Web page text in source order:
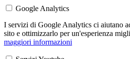
Google Analytics
I servizi di Google Analytics ci aiutano
sito e ottimizzarlo per un'esperienza
maggiori informazioni